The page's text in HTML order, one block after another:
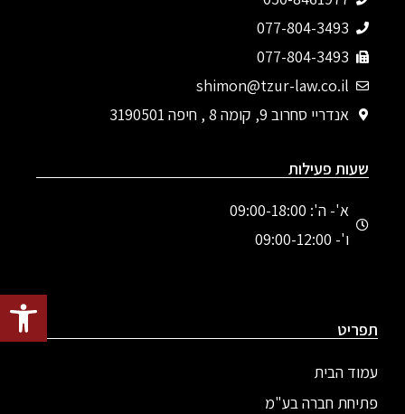
פתח
077-804-3493‬
077-804-3493
shimon@tzur-law.co.il
אנדריי סחרוב 9, קומה 8 , חיפה 3190501
שעות פעילות
א'- ה': 09:00-18:00
ו'- 09:00-12:00
תפריט
עמוד הבית
פתיחת חברה בע"מ